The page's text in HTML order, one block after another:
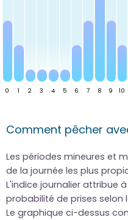
Comment pêcher
Les périodes mineures et
de la journée les plus
L'indice journalier attribue
probabilité de prises selon
Le graphique ci-dessus